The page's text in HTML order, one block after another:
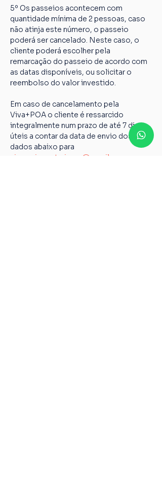
5º Os passeios acontecem com
quantidade mínima de 2 pessoas, caso
não atinja este número, o passeio
poderá ser cancelado. Neste caso, o
cliente poderá escolher pela
remarcação do passeio de acordo com
as datas disponíveis, ou solicitar o
reembolso do valor investido.
Em caso de cancelamento pela
Viva+POA o cliente é ressarcido
integralmente num prazo de até 7 dias
úteis a contar da data de envio dos
dados abaixo para
vivamaispoaturismo@gmail.com